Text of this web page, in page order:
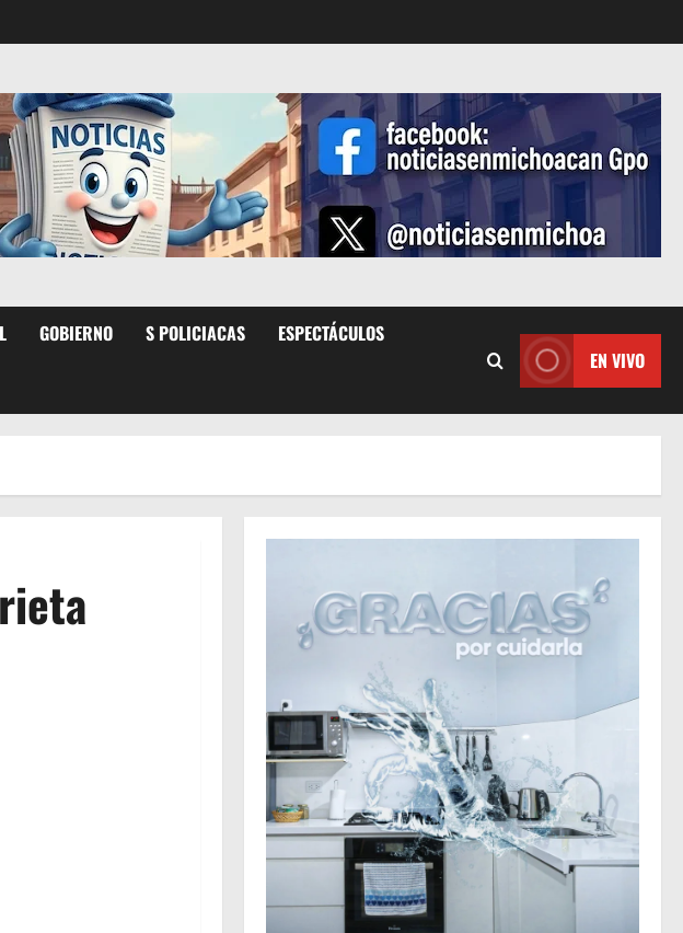
GOBIERNO S POLICIACAS ESPECTÁCULOS
EN VIVO